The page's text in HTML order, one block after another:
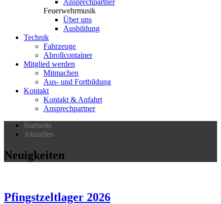
Ansprechpartner
Feuerwehrmusik
Über uns
Ausbildung
Technik
Fahrzeuge
Abrollcontainer
Mitglied werden
Mitmachen
Aus- und Fortbildung
Kontakt
Kontakt & Anfahrt
Ansprechpartner
Startseite
Aktuelles
Neuigkeiten
Pfingstzeltlager 2026